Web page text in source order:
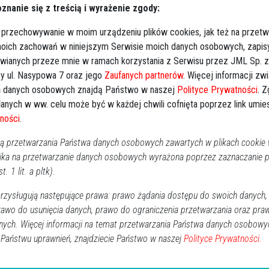
oraz na drodze Lipniki - Szafranki. Niechlubny
1,6 promila alkoholu. Jak się okazało,
gminy Łyse, posiadał także obowiązujący zakaz
Marczak, rzecznik prasowy KMP w Ostrołęce
2 lat
sprawach prowadzą policjanci z Ostrołęki i
News.
Obserwuj w Google News
się z treścią i wyrażenie zgody:
w moim urządzeniu plików cookies, jak też na
zachowań w niniejszym Serwisie moich danych osobowych,
przeze mnie w ramach korzystania z Serwisu przez JML Sp.
ul. Nasypowa 7 oraz jego Zaufanych partnerów. Więcej informacji
osobowych znajdą Państwo w naszej Polityce Prywatności.
w ww. celu może być w każdej chwili cofnięta poprzez link
.
przetwarzania Państwa danych osobowych zawartych w plikach cookie
na przetwarzanie danych osobowych wyrażona poprzez zaznaczanie
1 lit. a pltk).
następujące prawa: prawo żądania dostępu do swoich
do usunięcia danych, prawo do ograniczenia przetwarzania oraz
Więcej informacji na temat przetwarzania Państwa danych
uprawnień, znajdziecie Państwo w naszej Polityce Prywatności.